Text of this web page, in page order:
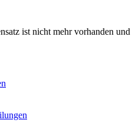
ist nicht mehr vorhanden und